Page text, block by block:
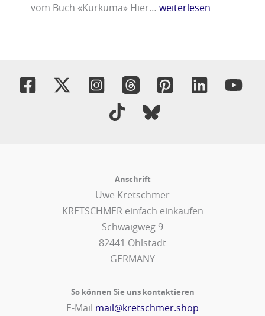
vom Buch «Kurkuma» Hier… weiterlesen
Anschrift
Uwe Kretschmer
KRETSCHMER einfach einkaufen
Schwaigweg 9
82441 Ohlstadt
GERMANY
So können Sie uns kontaktieren
E-Mail mail@kretschmer.shop